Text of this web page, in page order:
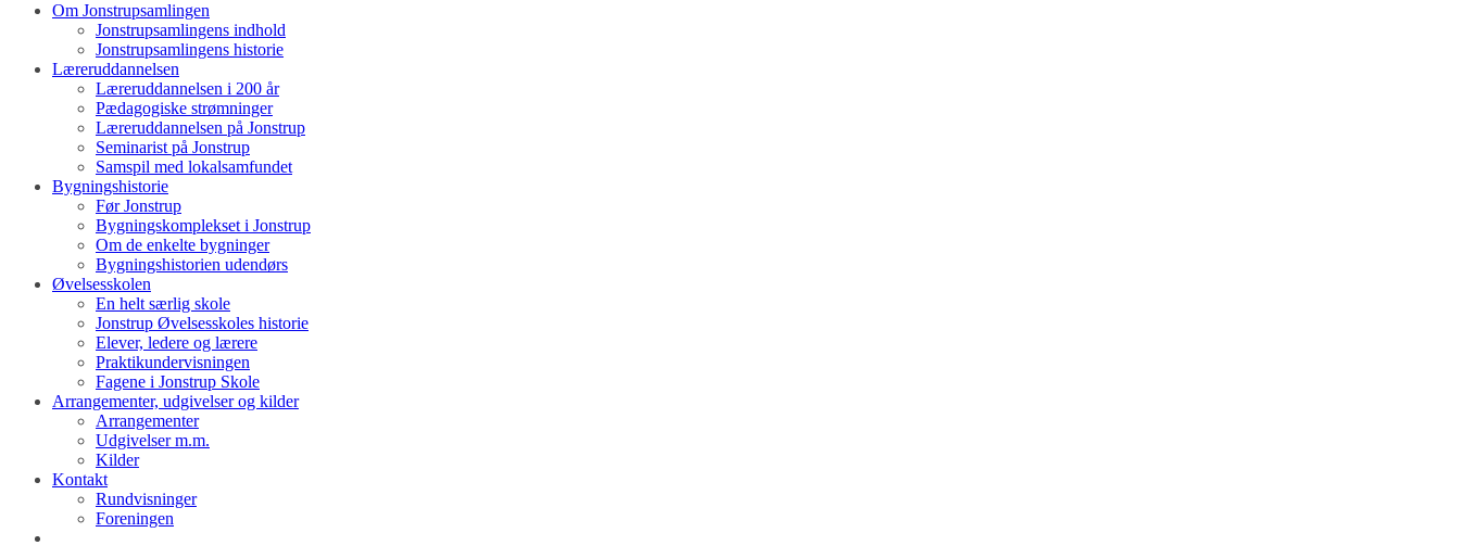
Om Jonstrupsamlingen
Jonstrupsamlingens indhold
Jonstrupsamlingens historie
Læreruddannelsen
Læreruddannelsen i 200 år
Pædagogiske strømninger
Læreruddannelsen på Jonstrup
Seminarist på Jonstrup
Samspil med lokalsamfundet
Bygningshistorie
Før Jonstrup
Bygningskomplekset i Jonstrup
Om de enkelte bygninger
Bygningshistorien udendørs
Øvelsesskolen
En helt særlig skole
Jonstrup Øvelsesskoles historie
Elever, ledere og lærere
Praktikundervisningen
Fagene i Jonstrup Skole
Arrangementer, udgivelser og kilder
Arrangementer
Udgivelser m.m.
Kilder
Kontakt
Rundvisninger
Foreningen